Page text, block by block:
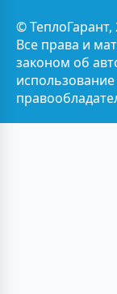
© ТеплоГарант,
Все права и
законом об